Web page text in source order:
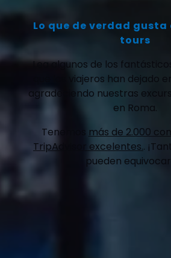
Lo que de verdad gusta
tours
Lea algunos de los
que los viajeros han dejado en
agradeciendo nuestras
en Roma.
Tenemos
más de 2.000
TripAdvisor excelentes..
pueden